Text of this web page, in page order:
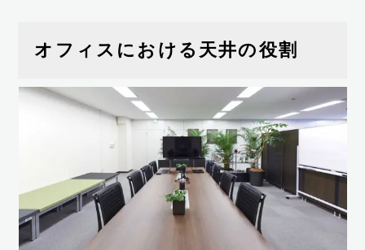
オフィスにおける天井の役割